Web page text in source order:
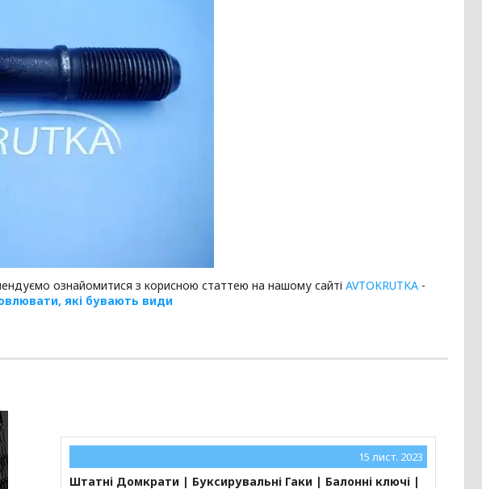
ознайомитися з корисною статтею на нашому сайті AVTOKRUTKA -
які бувають види
15 лист. 2023
Штатні Домкрати | Буксирувальні Гаки | Балонні ключі |